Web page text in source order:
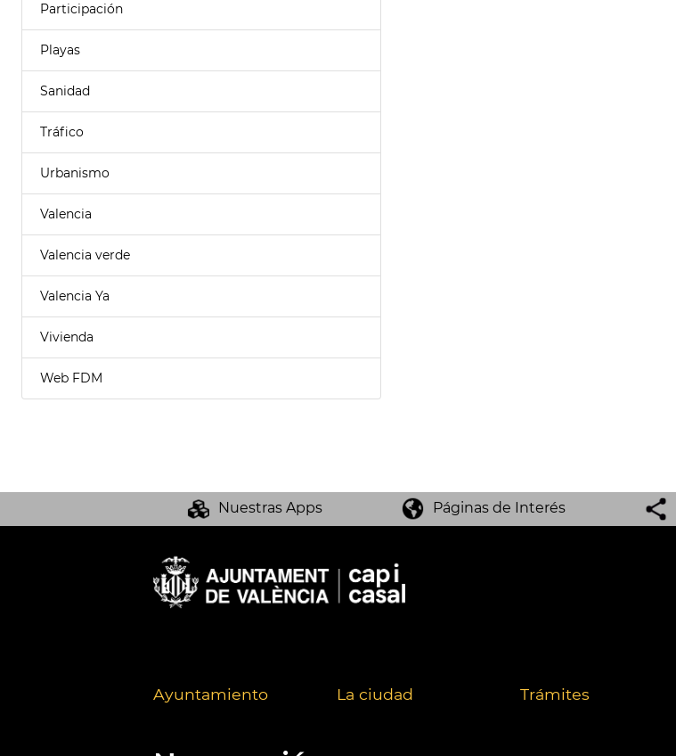
Participación
Playas
Sanidad
Tráfico
Urbanismo
Valencia
Valencia verde
Valencia Ya
Vivienda
Web FDM
Nuestras Apps Páginas de Interés
Ayuntamiento La ciudad Trámites